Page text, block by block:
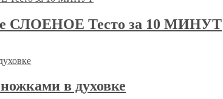
СЛОЕНОЕ Тесто за 10 МИНУТ
в духовке